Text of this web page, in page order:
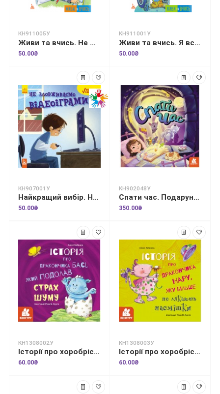
КН911005У
Живи та вчись. Не можу сидіти на місці
50.00₴
КН911001У
Живи та вчись. Я все зможу
50.00₴
КН907001У
Найкращий вибір. Не зловживаємо відеоіграми
50.00₴
КН902048У
Спати час. Подарункове видання
350.00₴
КН1308002У
Історії про хоробрість. Історія про дракончика Басі, який подолав страх шуму
60.00₴
КН1308003У
Історії про хоробрість. Історія про дракончика Нару, яку більше не лякають насмішки
60.00₴